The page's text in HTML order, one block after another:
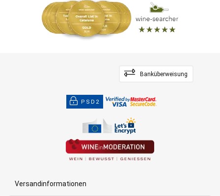
Banküberweisung
PSD2
Versandinformationen